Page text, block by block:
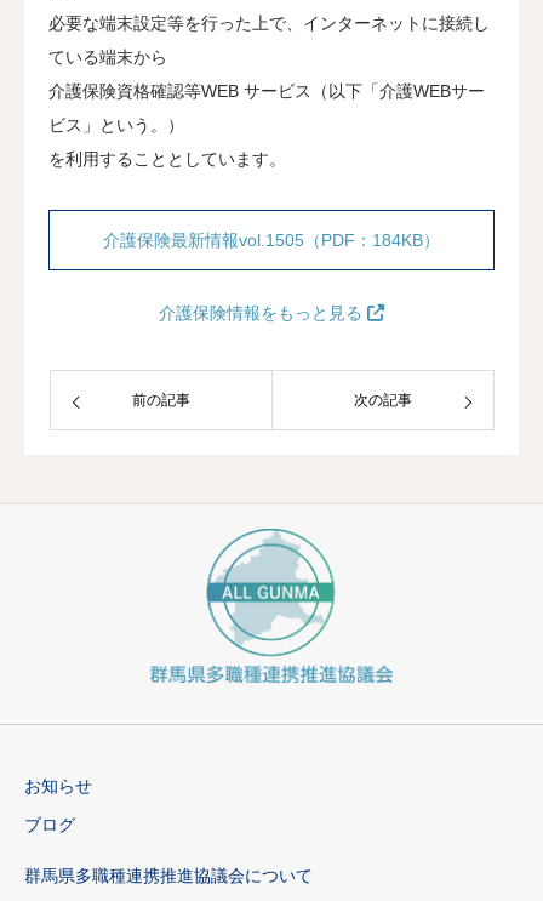
必要な端末設定等を行った上で、インターネットに接続し
ている端末から
介護保険資格確認等WEB サービス（以下「介護WEBサー
ビス」という。）
を利用することとしています。
介護保険最新情報vol.1505（PDF：184KB）
介護保険情報をもっと見る
前の記事 次の記事
お知らせ
ブログ
群馬県多職種連携推進協議会について